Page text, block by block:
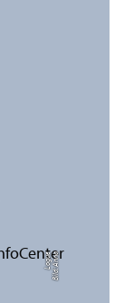
Bil
d:
A
n
n
a
L
o
g
u
e